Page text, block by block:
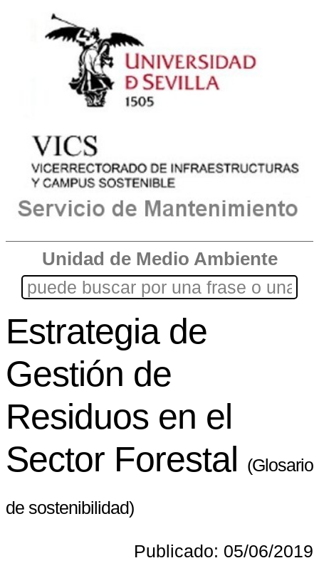
Unidad de Medio Ambiente
Estrategia de
Gestión de
Residuos en el
Sector Forestal (Glosario
de sostenibilidad)
Publicado: 05/06/2019